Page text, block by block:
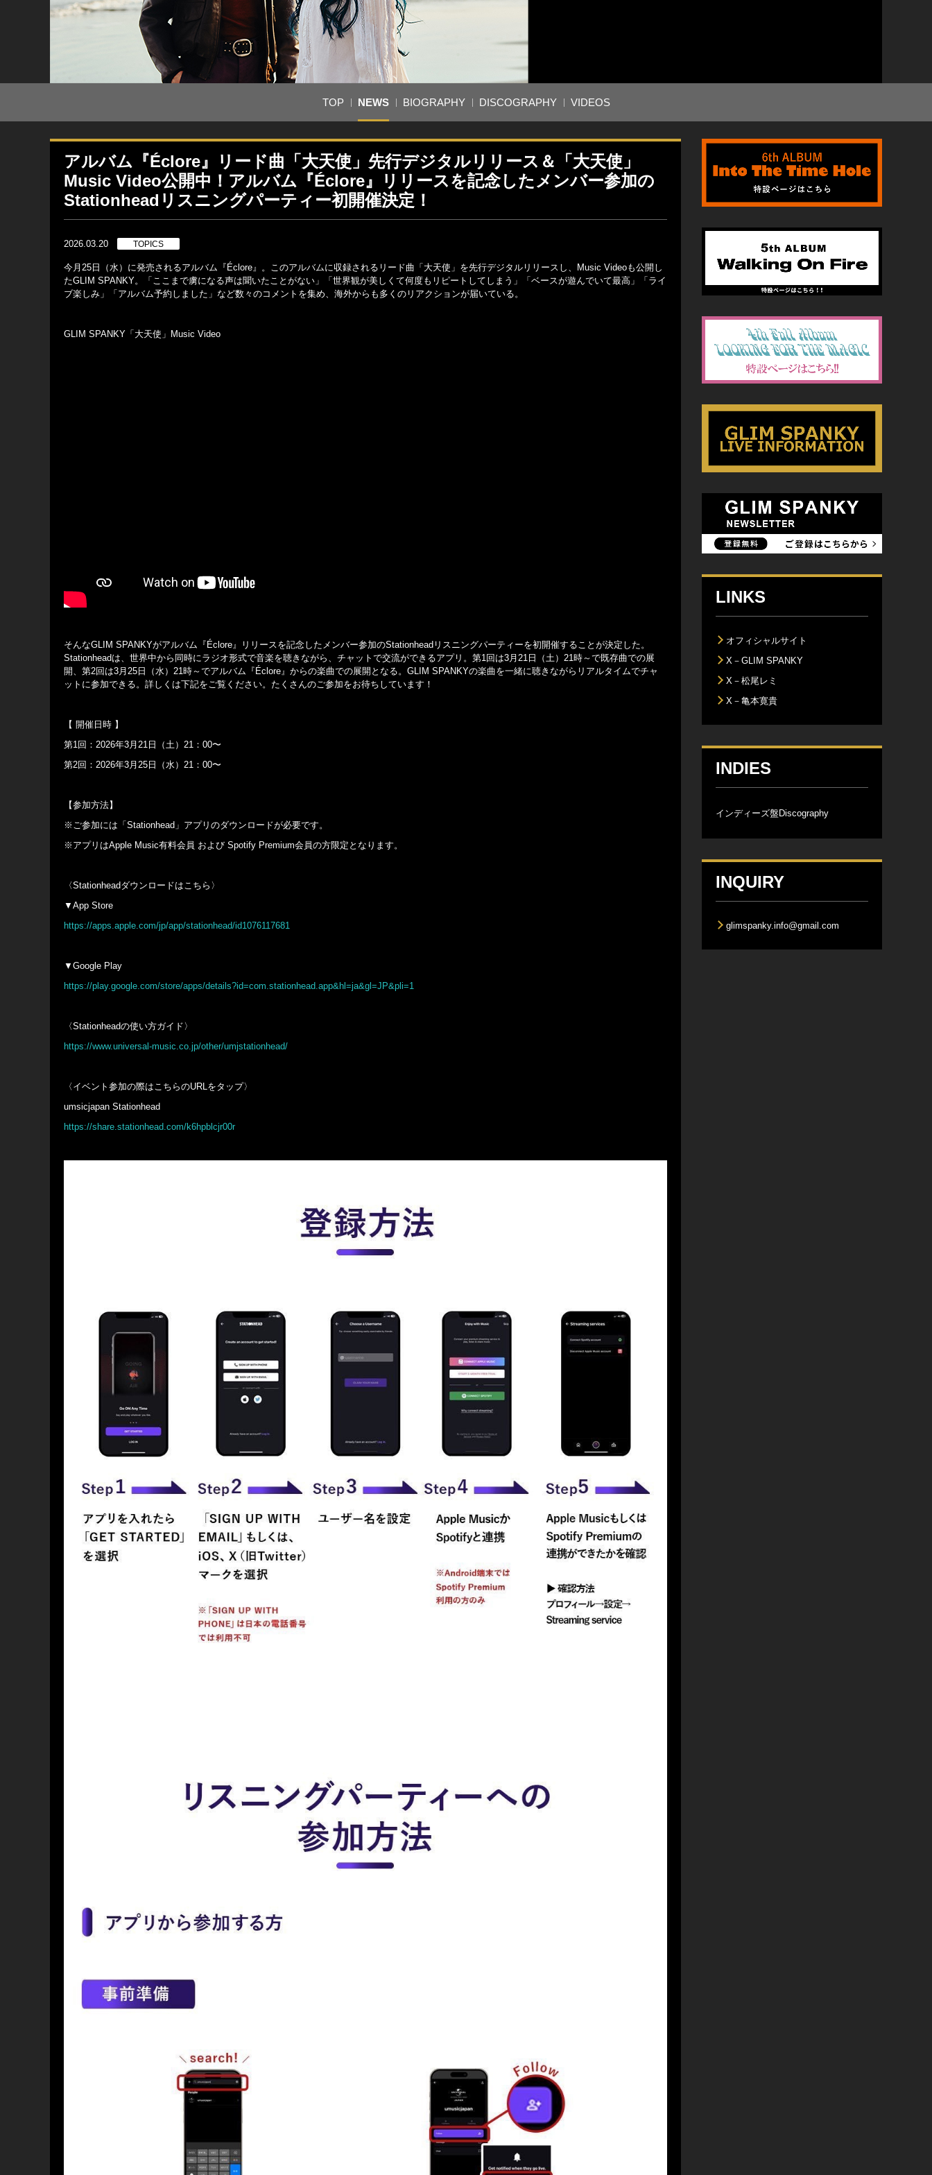
TOP NEWS BIOGRAPHY DISCOGRAPHY VIDEOS
アルバム『Éclore』リード曲「大天使」先行デジタルリリース＆「大天使」
Music Video公開中！アルバム『Éclore』リリースを記念したメンバー参加の
Stationheadリスニングパーティー初開催決定！
2026.03.20 TOPICS
今月25日（水）に発売されるアルバム『Éclore』。このアルバムに収録されるリード曲「大天使」を先行デジタルリリースし、Music Videoも公開し
たGLIM SPANKY。「ここまで虜になる声は聞いたことがない」「世界観が美しくて何度もリピートしてしまう」「ベースが遊んでいて最高」「ライ
ブ楽しみ」「アルバム予約しました」など数々のコメントを集め、海外からも多くのリアクションが届いている。
GLIM SPANKY「大天使」Music Video
そんなGLIM SPANKYがアルバム『Éclore』リリースを記念したメンバー参加のStationheadリスニングパーティーを初開催することが決定した。
Stationheadは、世界中から同時にラジオ形式で音楽を聴きながら、チャットで交流ができるアプリ。第1回は3月21日（土）21時～で既存曲での展
開、第2回は3月25日（水）21時～でアルバム『Éclore』からの楽曲での展開となる。GLIM SPANKYの楽曲を一緒に聴きながらリアルタイムでチャ
ットに参加できる。詳しくは下記をご覧ください。たくさんのご参加をお待ちしています！
【 開催日時 】
第1回：2026年3月21日（土）21：00〜
第2回：2026年3月25日（水）21：00〜
【参加方法】
※ご参加には「Stationhead」アプリのダウンロードが必要です。
※アプリはApple Music有料会員 および Spotify Premium会員の方限定となります。
〈Stationheadダウンロードはこちら〉
▼App Store
https://apps.apple.com/jp/app/stationhead/id1076117681
▼Google Play
https://play.google.com/store/apps/details?id=com.stationhead.app&hl=ja&gl=JP&pli=1
〈Stationheadの使い方ガイド〉
https://www.universal-music.co.jp/other/umjstationhead/
〈イベント参加の際はこちらのURLをタップ〉
umsicjapan Stationhead
https://share.stationhead.com/k6hpblcjr00r
LINKS
オフィシャルサイト
X－GLIM SPANKY
X－松尾レミ
X－亀本寛貴
INDIES
インディーズ盤Discography
INQUIRY
glimspanky.info@gmail.com